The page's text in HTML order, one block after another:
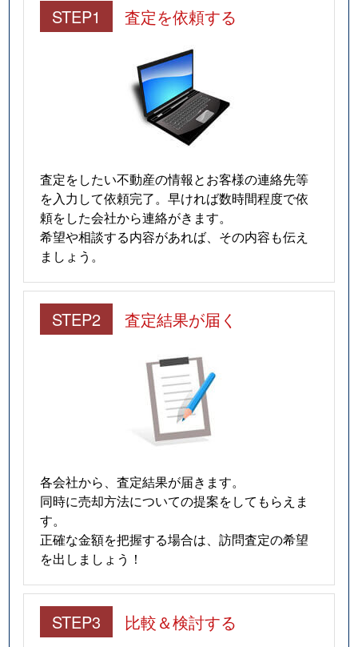
STEP1 査定を依頼する
査定をしたい不動産の情報とお客様の連絡先等
を入力して依頼完了。早ければ数時間程度で依
頼をした会社から連絡がきます。
希望や相談する内容があれば、その内容も伝え
ましょう。
STEP2 査定結果が届く
各会社から、査定結果が届きます。
同時に売却方法についての提案をしてもらえま
す。
正確な金額を把握する場合は、訪問査定の希望
を出しましょう！
STEP3 比較＆検討する